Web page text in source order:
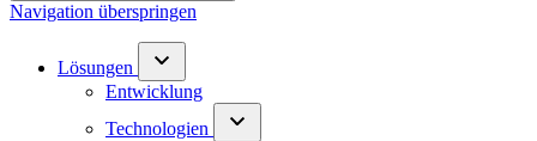
Navigation überspringen
Lösungen
Entwicklung
Technologien